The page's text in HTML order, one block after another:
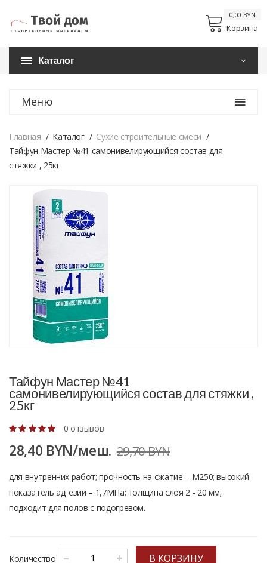
Корзина
0,00 BYN
Каталог
Меню
Главная Каталог
Сухие строительные смеси
Тайфун Мастер №41 самонивелирующийся состав для
стяжки , 25кг
Тайфун Мастер №41
самонивелирующийся состав для стяжки ,
25кг
0 отзывов
28,40 BYN/меш. 29,70 BYN
для внутренних работ; прочность на сжатие – М250; высокий
показатель адгезии – 1,7МПа; толщина слоя 2 - 20 мм;
подходит для полов с подогревом.
Количество – + В КОРЗИНУ